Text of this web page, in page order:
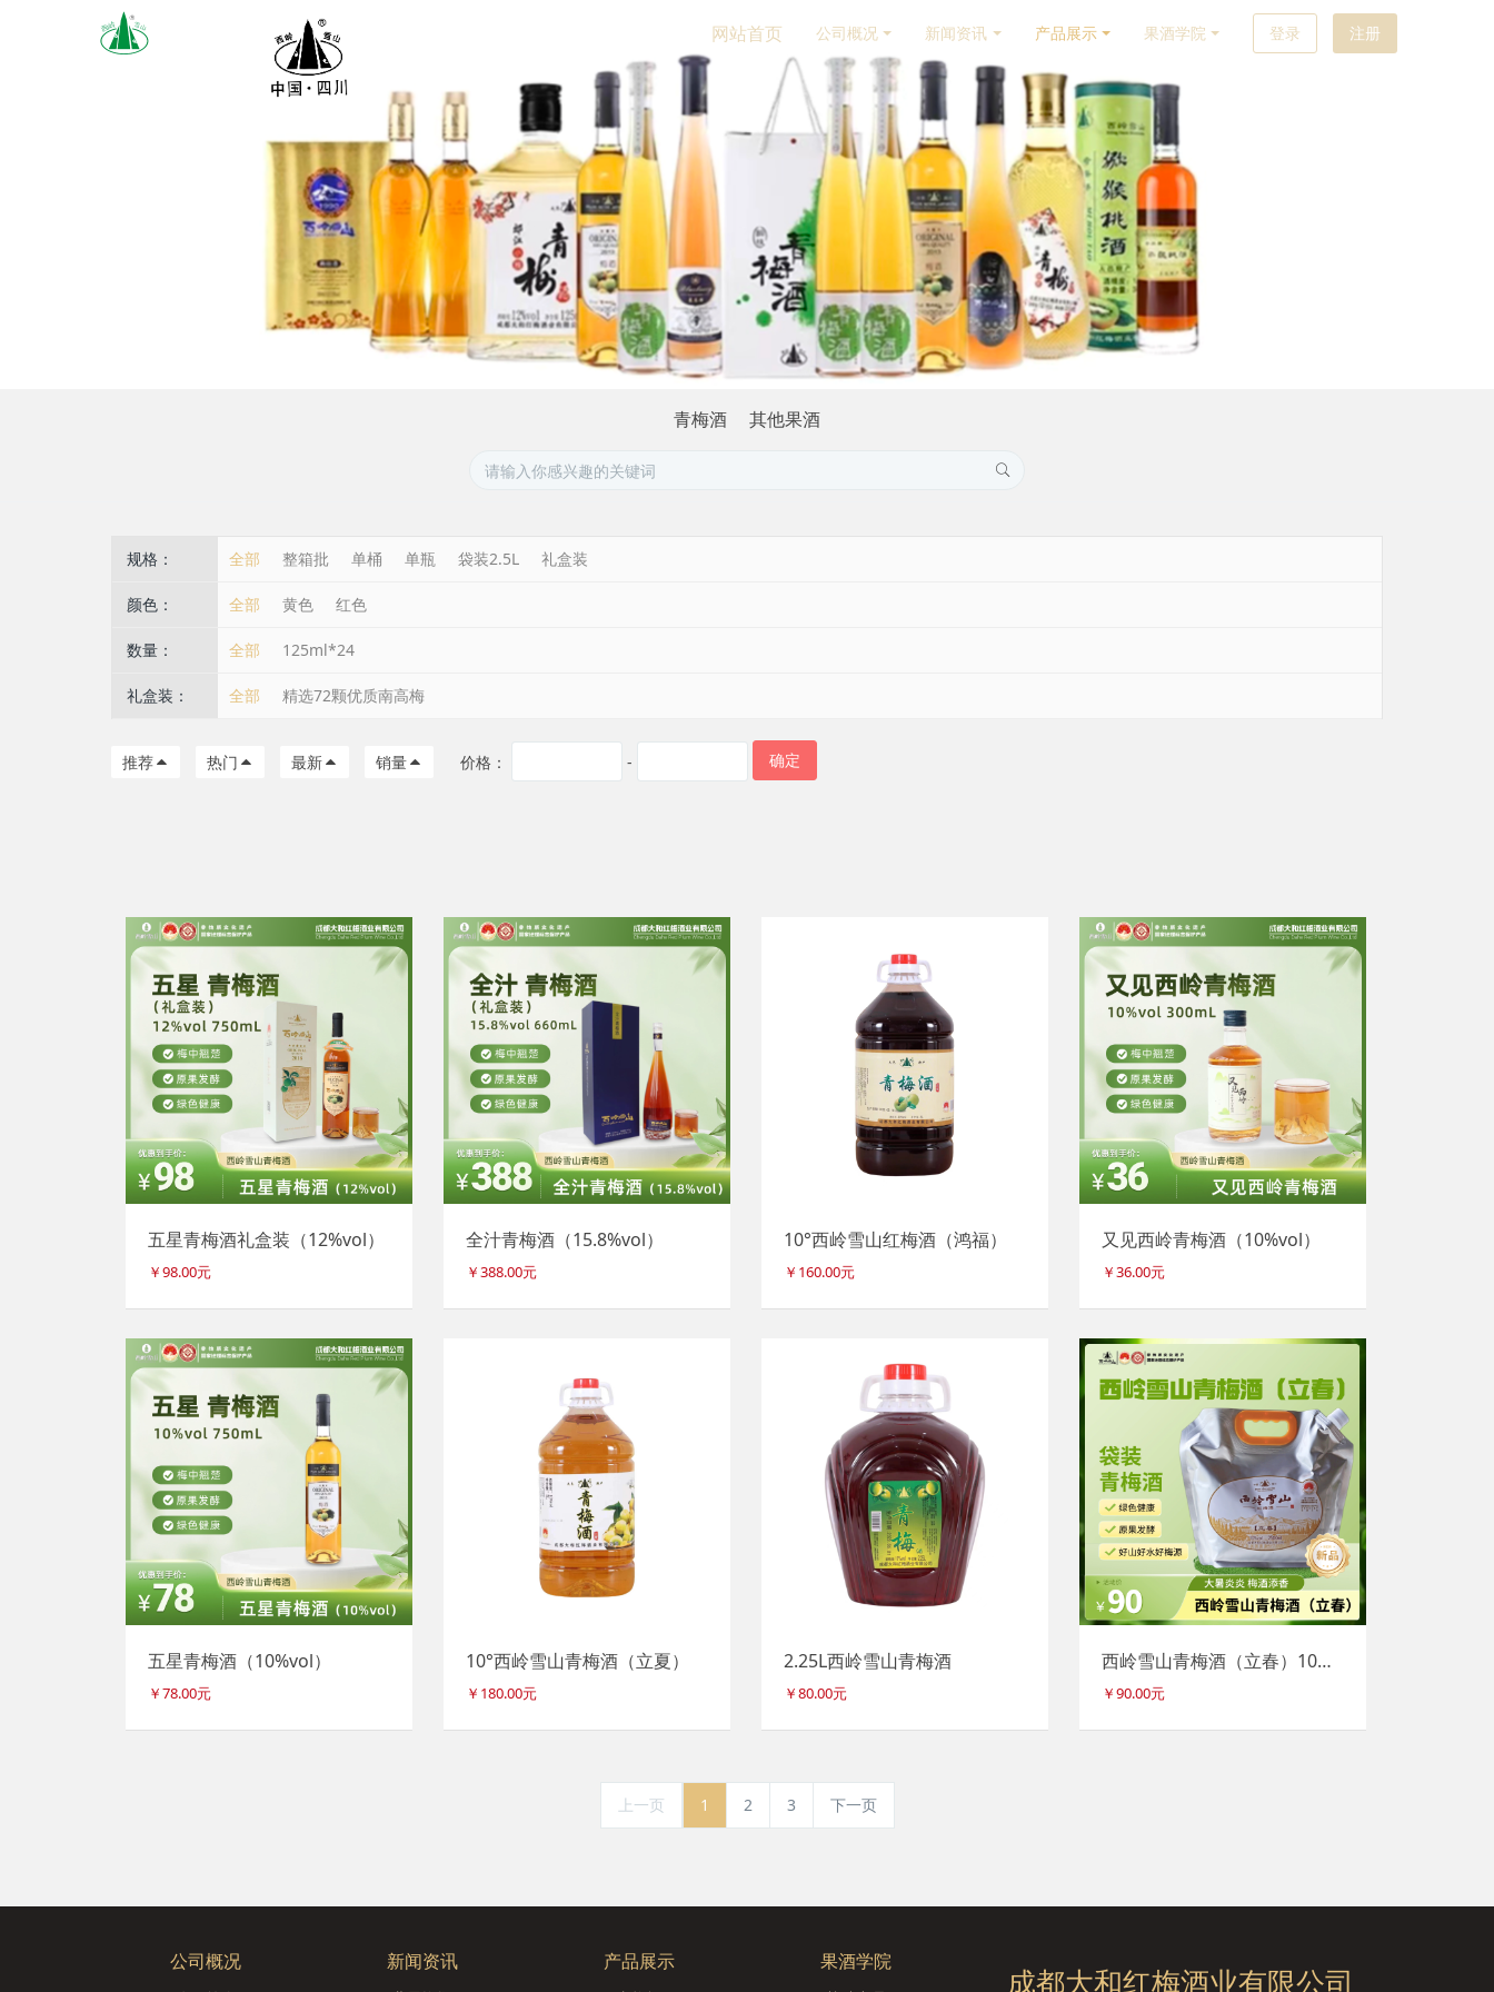
登录 注册
网站首页 公司概况 新闻资讯 产品展示 果酒学院
青梅酒 其他果酒
规格： 全部 整箱批 单桶 单瓶 袋装2.5L 礼盒装
颜色： 全部 黄色 红色
数量： 全部 125ml*24
礼盒装： 全部 精选72颗优质南高梅
推荐 热门 最新 销量 价格： - 确定
五星青梅酒礼盒装（12%vol）
￥98.00元
全汁青梅酒（15.8%vol）
￥388.00元
10°西岭雪山红梅酒（鸿福）
￥160.00元
又见西岭青梅酒（10%vol）
￥36.00元
五星青梅酒（10%vol）
￥78.00元
10°西岭雪山青梅酒（立夏）
￥180.00元
2.25L西岭雪山青梅酒
￥80.00元
西岭雪山青梅酒（立春）10度 2.5L
￥90.00元
上一页 1 2 3 下一页
公司概况 新闻资讯 产品展示 果酒学院
成都大和红梅酒业有限公司